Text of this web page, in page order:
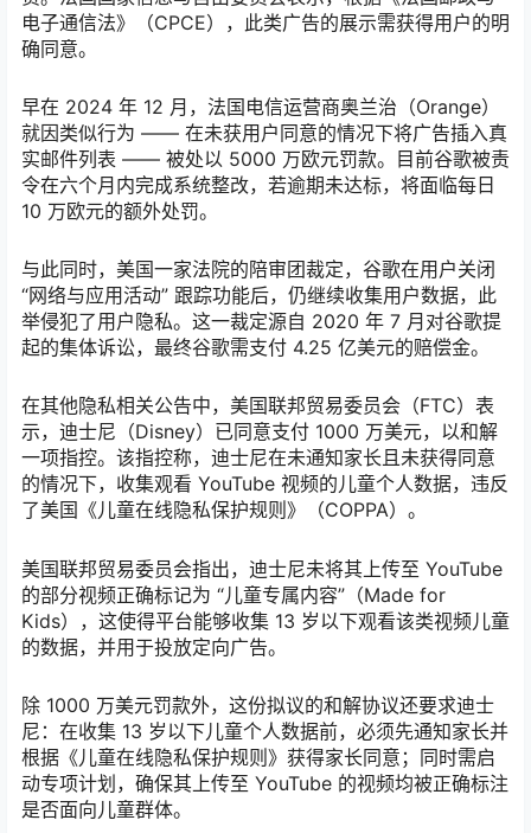
电子通信法》（CPCE），此类广告的展示需获得用户的明
确同意。
早在 2024 年 12 月，法国电信运营商奥兰治（Orange）
就因类似行为 —— 在未获用户同意的情况下将广告插入真
实邮件列表 —— 被处以 5000 万欧元罚款。目前谷歌被责
令在六个月内完成系统整改，若逾期未达标，将面临每日
10 万欧元的额外处罚。
与此同时，美国一家法院的陪审团裁定，谷歌在用户关闭
“网络与应用活动” 跟踪功能后，仍继续收集用户数据，此
举侵犯了用户隐私。这一裁定源自 2020 年 7 月对谷歌提
起的集体诉讼，最终谷歌需支付 4.25 亿美元的赔偿金。
在其他隐私相关公告中，美国联邦贸易委员会（FTC）表
示，迪士尼（Disney）已同意支付 1000 万美元，以和解
一项指控。该指控称，迪士尼在未通知家长且未获得同意
的情况下，收集观看 YouTube 视频的儿童个人数据，违反
了美国《儿童在线隐私保护规则》（COPPA）。
美国联邦贸易委员会指出，迪士尼未将其上传至 YouTube
的部分视频正确标记为 “儿童专属内容”（Made for
Kids），这使得平台能够收集 13 岁以下观看该类视频儿童
的数据，并用于投放定向广告。
除 1000 万美元罚款外，这份拟议的和解协议还要求迪士
尼：在收集 13 岁以下儿童个人数据前，必须先通知家长并
根据《儿童在线隐私保护规则》获得家长同意；同时需启
动专项计划，确保其上传至 YouTube 的视频均被正确标注
是否面向儿童群体。